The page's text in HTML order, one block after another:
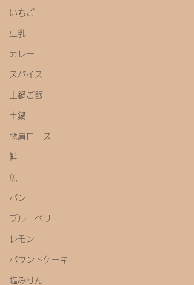
いちご
豆乳
カレー
スパイス
土鍋ご飯
土鍋
豚肩ロース
鮭
魚
パン
ブルーベリー
レモン
パウンドケーキ
塩みりん